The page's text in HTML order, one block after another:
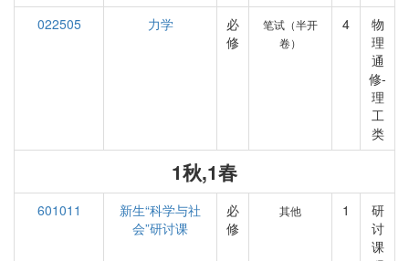
022505
力学
必
修
笔试（半开
卷）
4
物
理
通
修-
理
工
类
1秋,1春
601011
新生“科学与社
会”研讨课
必
修
其他 1
研
讨
课